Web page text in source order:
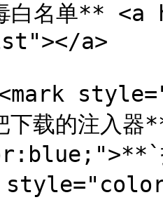
白名单**
a>
载的注入器